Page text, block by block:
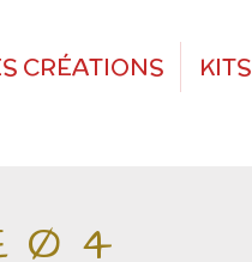
CRÉATIONS KITS
Ø 4